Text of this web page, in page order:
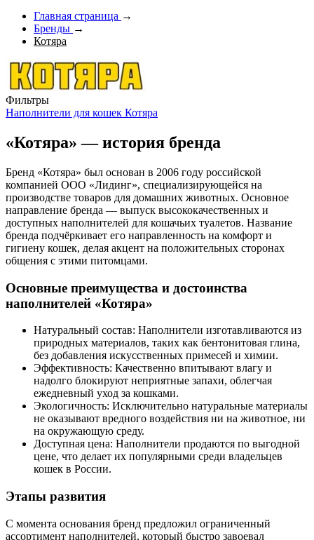
Главная страница →
Бренды →
Котяра
Фильтры
Наполнители для кошек Котяра
«Котяра» — история бренда
Бренд «Котяра» был основан в 2006 году российской
компанией ООО «Лидинг», специализирующейся на
производстве товаров для домашних животных. Основное
направление бренда — выпуск высококачественных и
доступных наполнителей для кошачьих туалетов. Название
бренда подчёркивает его направленность на комфорт и
гигиену кошек, делая акцент на положительных сторонах
общения с этими питомцами.
Основные преимущества и достоинства
наполнителей «Котяра»
Натуральный состав: Наполнители изготавливаются из
природных материалов, таких как бентонитовая глина,
без добавления искусственных примесей и химии.
Эффективность: Качественно впитывают влагу и
надолго блокируют неприятные запахи, облегчая
ежедневный уход за кошками.
Экологичность: Исключительно натуральные материалы
не оказывают вредного воздействия ни на животное, ни
на окружающую среду.
Доступная цена: Наполнители продаются по выгодной
цене, что делает их популярными среди владельцев
кошек в России.
Этапы развития
С момента основания бренд предложил ограниченный
ассортимент наполнителей, который быстро завоевал